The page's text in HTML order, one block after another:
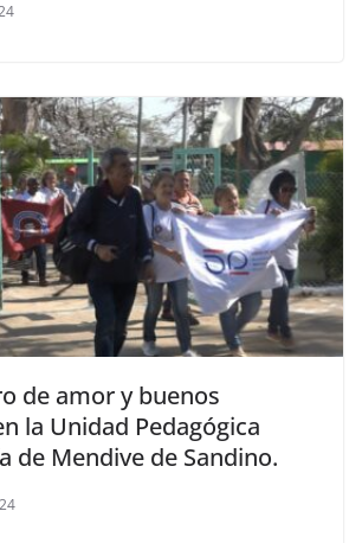
de amor y buenos
la Unidad Pedagógica
de Mendive de Sandino.